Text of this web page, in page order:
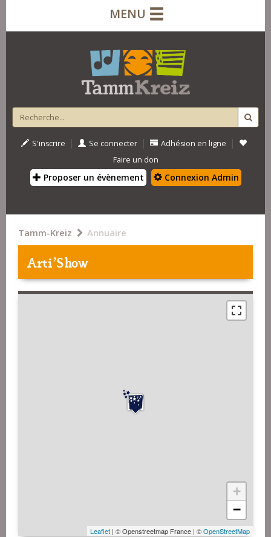
MENU
S'inscrire | Se connecter | Adhésion en ligne |
Faire un don
Proposer un évènement Connexion Admin
Tamm-Kreiz Annuaire
Arti'Show
+
−
Leaflet | © Openstreetmap France | ©OpenStreetMap